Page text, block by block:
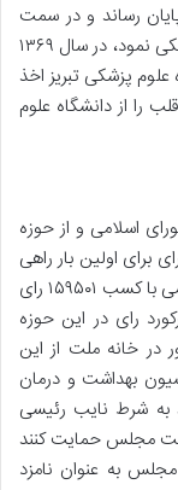
عمومی خود را در سال ۱۳۶۴ به پایان رساند و در سمت
مربی فیزیولوژی شروع به تدریس در دانشکده پزشکی نمود، در سال ۱۳۶۹
پزشکی تبریز اخذ
قلب را از دانشگاه علوم
شورای اسلامی و از حوزه
«تبریز، آذرشهر و اسکو» با کسب ۱۰۵۶۳۹ رای برای اولین بار راهی
مجلس شد و بعد در دوره نهم مجلس شورای اسلامی با کسب ۱۵۹۵۰۱ رای
رای (شکستن رکورد رای در این حوزه
در خانه ملت از این
بهداشت و درمان
به شرط نایب رئیسی
مجلس حمایت کنند
به عنوان نامزد